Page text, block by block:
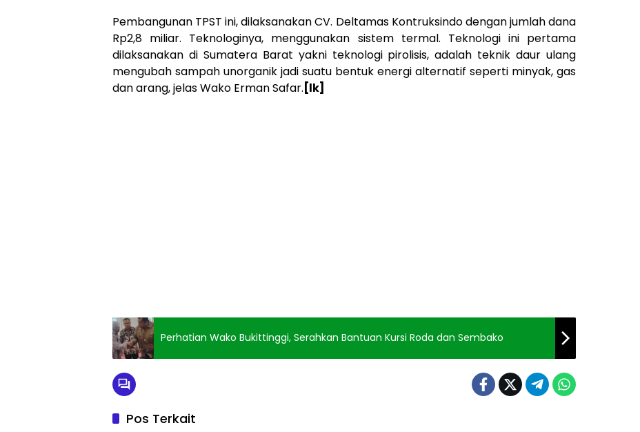
Pembangunan TPST ini, dilaksanakan CV. Deltamas Kontruksindo dengan jumlah dana
Rp2,8 miliar. Teknologinya, menggunakan sistem termal. Teknologi ini pertama
dilaksanakan di Sumatera Barat yakni teknologi pirolisis, adalah teknik daur ulang
mengubah sampah unorganik jadi suatu bentuk energi alternatif seperti minyak, gas
dan arang, jelas Wako Erman Safar. [lk]
Perhatian Wako Bukittinggi, Serahkan Bantuan Kursi Roda dan Sembako
Pos Terkait